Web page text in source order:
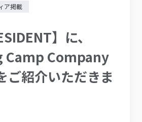
ア掲載
】に、
Camp Company
ご紹介いただきま